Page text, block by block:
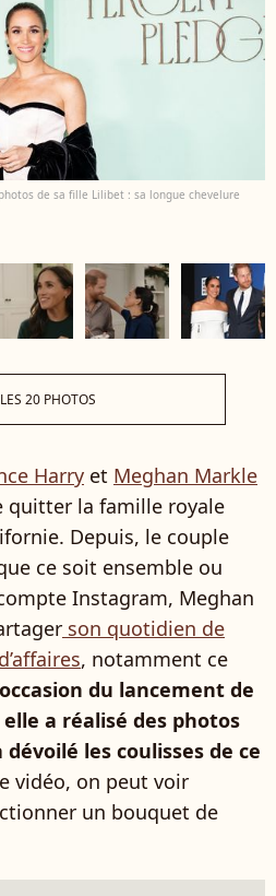
de sa fille Lilibet : sa longue chevelure
20 PHOTOS
Harry et Meghan Markle
quitter la famille royale
Depuis, le couple
ce soit ensemble ou
Instagram, Meghan
son quotidien de
, notamment ce
du lancement de
a réalisé des photos
les coulisses de ce
vidéo, on peut voir
un bouquet de